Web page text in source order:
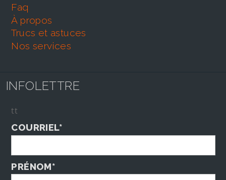
faq
À propos
trucs et astuces
nos services
INFOLETTRE
tt
COURRIEL*
PRÉNOM*